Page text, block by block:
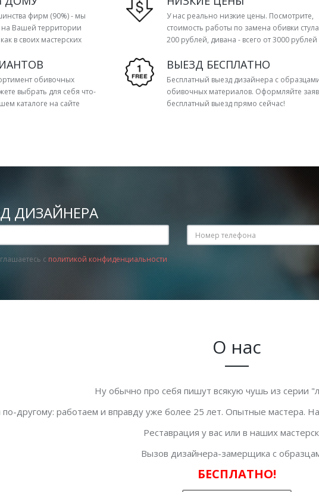
фирм (90%) - мы
Вашей территории
в своих мастерских
У нас реально низкие цены. Посмотрите,
стоимость работы по замена обивки
200 рублей, дивана - всего от 3000 рублей
обивочных
выбрать для себя что-
каталоге на сайте
ВЫЕЗД БЕСПЛАТНО
Бесплатный выезд дизайнера с
обивочных материалов. Оформляйте
бесплатный выезд прямо сейчас!
ДИЗАЙНЕРА
с политикой конфиденциальности
О нас
Ну обычно про себя пишут всякую чушь из серии
другому: работаем и вправду уже более 25 лет. Опытные мастера.
Реставрация у вас или в наших
Вызов дизайнера-замерщика с
БЕСПЛАТНО!